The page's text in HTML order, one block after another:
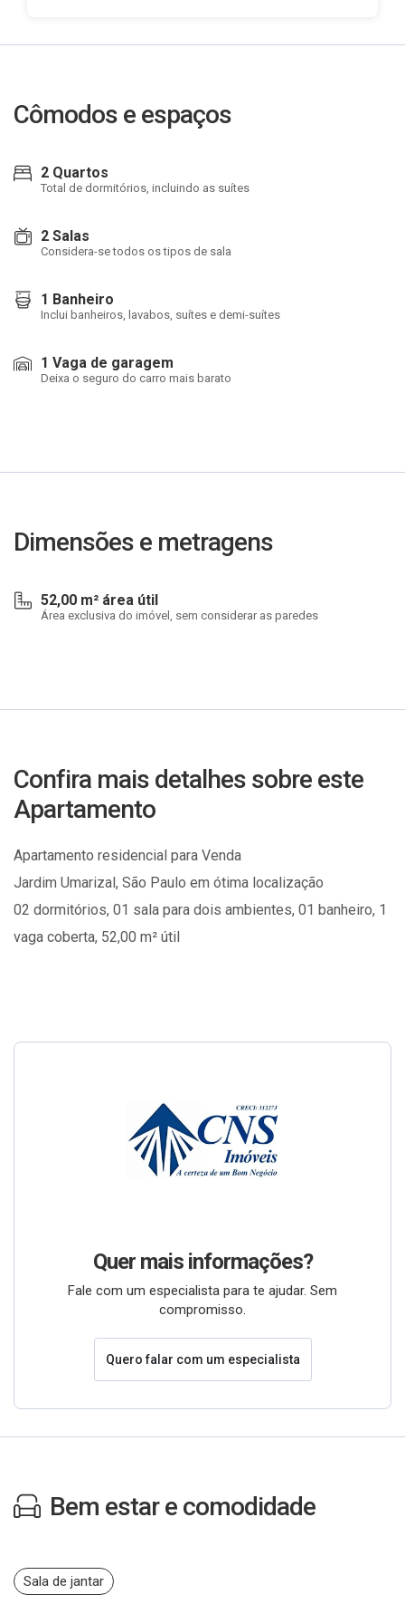
Cômodos e espaços
2 Quartos
Total de dormitórios, incluindo as suítes
2 Salas
Considera-se todos os tipos de sala
1 Banheiro
Inclui banheiros, lavabos, suítes e demi-suítes
1 Vaga de garagem
Deixa o seguro do carro mais barato
Dimensões e metragens
52,00 m² área útil
Área exclusiva do imóvel, sem considerar as paredes
Confira mais detalhes sobre este
Apartamento
Apartamento residencial para Venda
Jardim Umarizal, São Paulo em ótima localização
02 dormitórios, 01 sala para dois ambientes, 01 banheiro, 1
vaga coberta, 52,00 m² útil
Quer mais informações?
Fale com um especialista para te ajudar. Sem
compromisso.
Quero falar com um especialista
Bem estar e comodidade
Sala de jantar